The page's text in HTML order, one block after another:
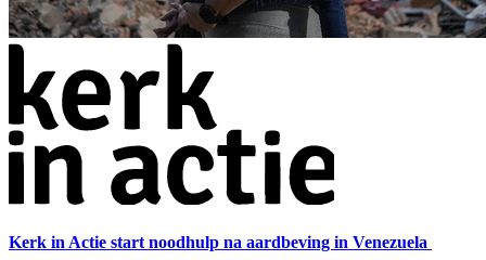
Kerk in Actie start noodhulp na aardbeving in Venezuela